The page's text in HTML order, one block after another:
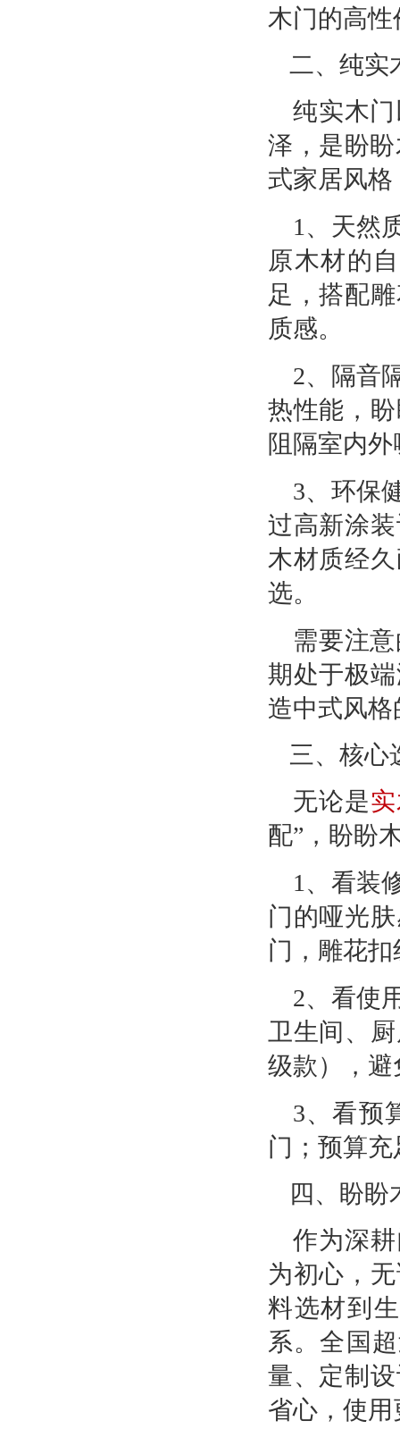
木门的高
二、纯实
纯实木
泽，是盼
式家居风
1、天然
原木材的
足，搭配
质感。
2、
隔音
热性能，
阻隔室内
3、环保
过高新涂
木材质经
选。
需要注
期处于极
造中式风
三、核心
无论是
配”，盼盼
1、看装
门的哑光
门，雕花
2、 看使
卫生间、
级款），
3、看预
门；预算
四、盼盼
作为深
为初心，
料选材到
系。全国
量、定制
省心，使